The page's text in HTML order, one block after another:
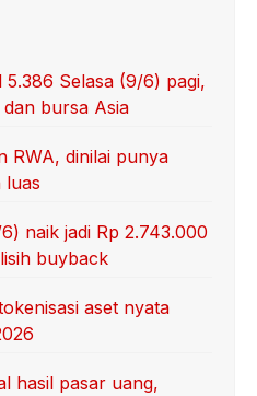
Selasa (9/6) pagi,
bursa Asia
RWA, dinilai punya
luas
naik jadi Rp 2.743.000
buyback
aset nyata
hasil pasar uang,